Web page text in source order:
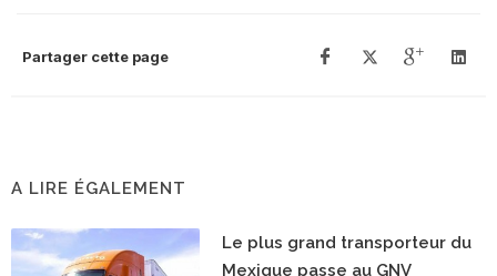
Partager cette page
A LIRE ÉGALEMENT
Le plus grand transporteur du
Mexique passe au GNV